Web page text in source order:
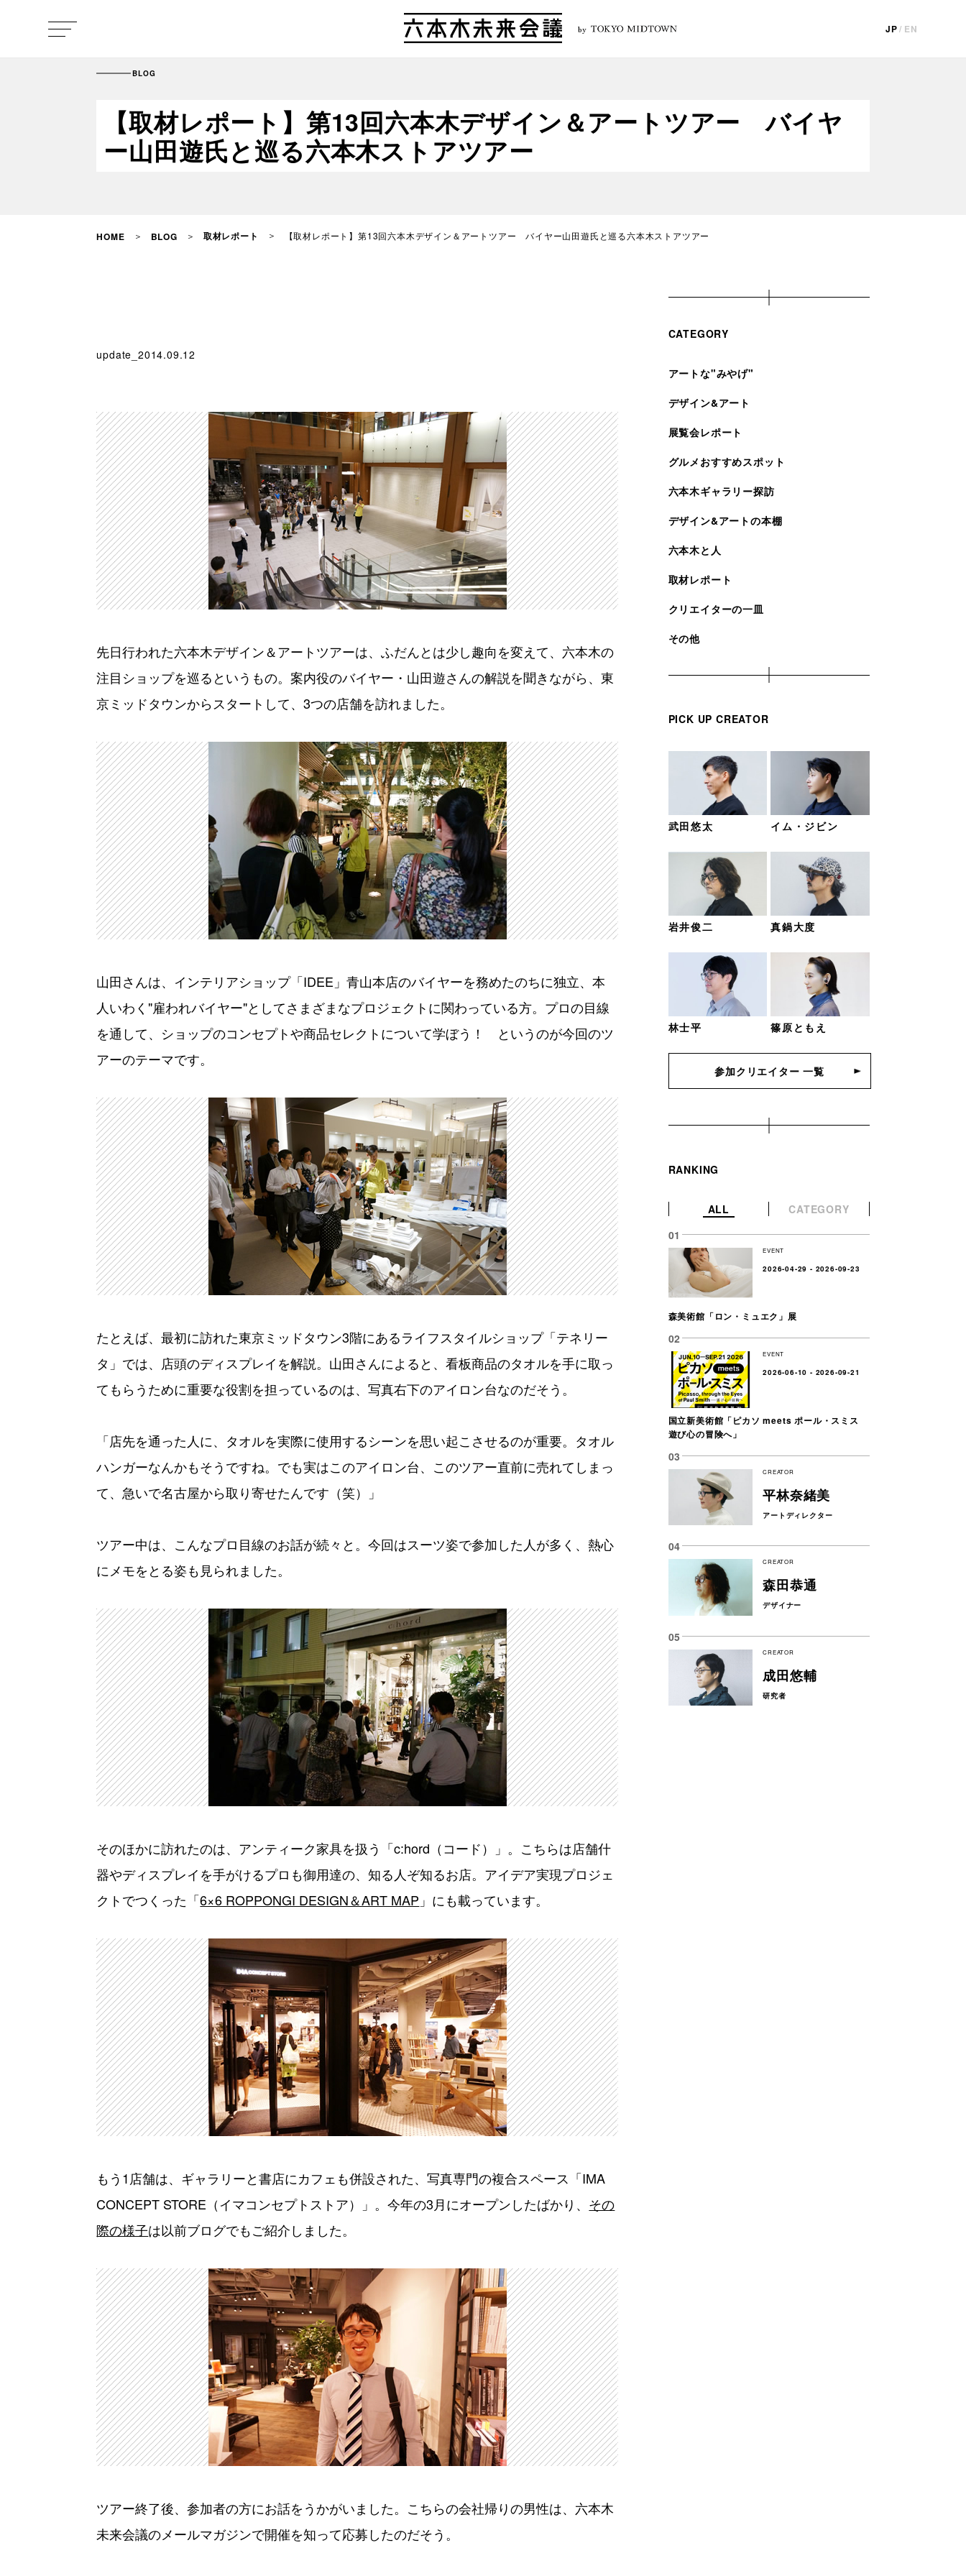
by JP/ EN
BLOG
【取材レポート】第13回六本木デザイン＆アートツアー バイヤ
ー山田遊氏と巡る六本木ストアツアー
HOME BLOG 取材レポート 【取材レポート】第13回六本木デザイン＆アートツアー バイヤー山田遊氏と巡る六本木ストアツアー
update_2014.09.12
先日行われた六本木デザイン＆アートツアーは、ふだんとは少し趣向を変えて、六本木の
注目ショップを巡るというもの。案内役のバイヤー・山田遊さんの解説を聞きながら、東
京ミッドタウンからスタートして、3つの店舗を訪れました。
山田さんは、インテリアショップ「IDEE」青山本店のバイヤーを務めたのちに独立、本
人いわく"雇われバイヤー"としてさまざまなプロジェクトに関わっている方。プロの目線
を通して、ショップのコンセプトや商品セレクトについて学ぼう！ というのが今回のツ
アーのテーマです。
たとえば、最初に訪れた東京ミッドタウン3階にあるライフスタイルショップ「テネリー
タ」では、店頭のディスプレイを解説。山田さんによると、看板商品のタオルを手に取っ
てもらうために重要な役割を担っているのは、写真右下のアイロン台なのだそう。
「店先を通った人に、タオルを実際に使用するシーンを思い起こさせるのが重要。タオル
ハンガーなんかもそうですね。でも実はこのアイロン台、このツアー直前に売れてしまっ
て、急いで名古屋から取り寄せたんです（笑）」
ツアー中は、こんなプロ目線のお話が続々と。今回はスーツ姿で参加した人が多く、熱心
にメモをとる姿も見られました。
そのほかに訪れたのは、アンティーク家具を扱う「c:hord（コード）」。こちらは店舗什
器やディスプレイを手がけるプロも御用達の、知る人ぞ知るお店。アイデア実現プロジェ
クトでつくった「6×6 ROPPONGI DESIGN＆ART MAP 」にも載っています。
もう1店舗は、ギャラリーと書店にカフェも併設された、写真専門の複合スペース「IMA
CONCEPT STORE（イマコンセプトストア）」。今年の3月にオープンしたばかり、 その
際の様子は以前ブログでもご紹介しました。
ツアー終了後、参加者の方にお話をうかがいました。こちらの会社帰りの男性は、六本木
未来会議のメールマガジンで開催を知って応募したのだそう。
CATEGORY
アートな"みやげ"
デザイン&アート
展覧会レポート
グルメおすすめスポット
六本木ギャラリー探訪
デザイン&アートの本棚
六本木と人
取材レポート
クリエイターの一皿
その他
PICK UP CREATOR
武田悠太 イム・ジビン
岩井俊二 真鍋大度
林士平 篠原ともえ
参加クリエイター 一覧
RANKING
ALL CATEGORY
EVENT
2026-04-29 - 2026-09-23
森美術館「ロン・ミュエク」展
EVENT
2026-06-10 - 2026-09-21
国立新美術館「ピカソ meets ポール・スミス
遊び心の冒険へ」
CREATOR
平林奈緒美
アートディレクター
CREATOR
森田恭通
デザイナー
CREATOR
成田悠輔
研究者